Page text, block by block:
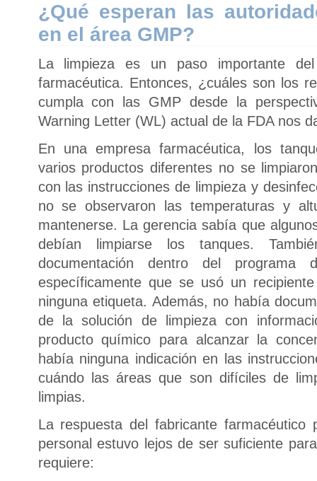
¿Qué esperan las
en el área GMP?
La limpieza es un paso importante
farmacéutica. Entonces, ¿cuáles son los
cumpla con las GMP desde la
Warning Letter (WL) actual de la FDA nos
En una empresa farmacéutica, los
varios productos diferentes no se
con las instrucciones de limpieza y
no se observaron las temperaturas y
mantenerse. La gerencia sabía que
debían limpiarse los tanques.
documentación dentro del programa
específicamente que se usó un
ninguna etiqueta. Además, no había
de la solución de limpieza con
producto químico para alcanzar la
había ninguna indicación en las
cuándo las áreas que son difíciles de
limpias.
La respuesta del fabricante
personal estuvo lejos de ser suficiente
requiere: